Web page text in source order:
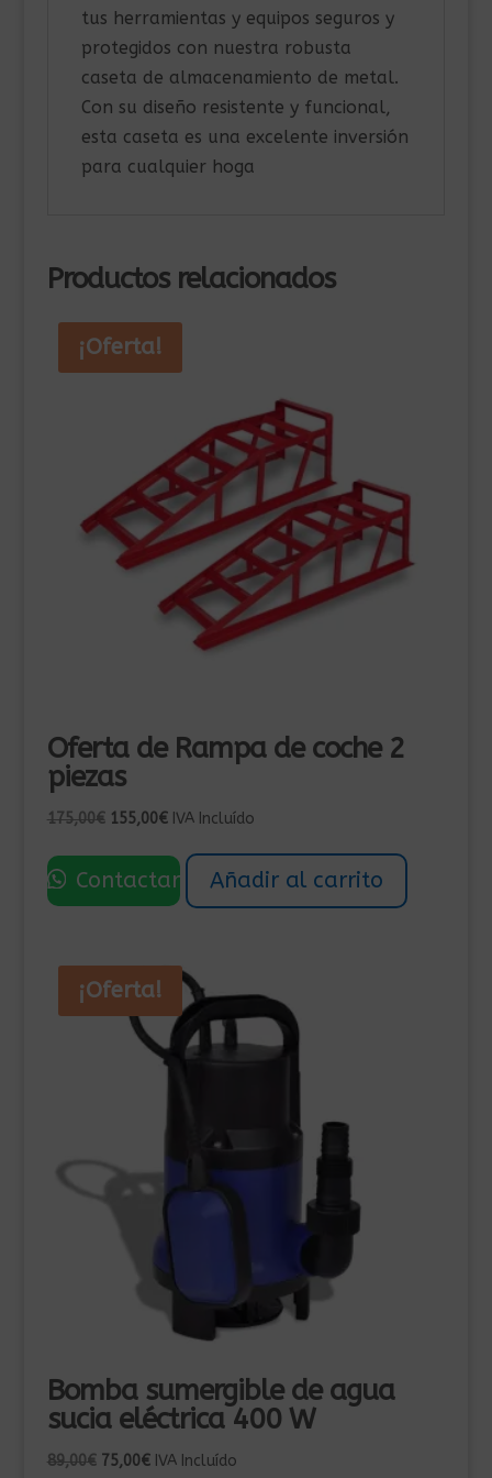
tus herramientas y equipos seguros y
protegidos con nuestra robusta
caseta de almacenamiento de metal.
Con su diseño resistente y funcional,
esta caseta es una excelente inversión
para cualquier hoga
Productos relacionados
¡Oferta!
Oferta de Rampa de coche 2
piezas
175,00€ El
original
era:
155,00€El
actual
es:
IVA Incluído
Contactar Añadir al carrito
¡Oferta!
Bomba sumergible de agua
sucia eléctrica 400 W
89,00€ El
75,00€ElIVA Incluído